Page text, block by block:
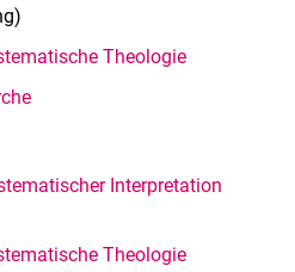
Theologie
Interpretation
Theologie